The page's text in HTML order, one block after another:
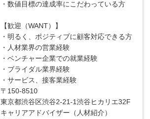
・数値目標の達成率にこだわっている方
【歓迎（WANT）】
・明るく、ポジティブに顧客対応できる方
・人材業界の営業経験
・ベンチャー企業での就業経験
・ブライダル業界経験
・サービス、接客業経験
〒150-8510
東京都渋谷区渋谷2-21-1渋谷ヒカリエ32F
キャリアアドバイザー（人材紹介）